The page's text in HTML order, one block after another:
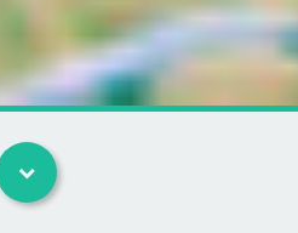
Kategorier